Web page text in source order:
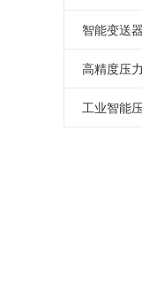
智能变送器
高精度压
工业智能